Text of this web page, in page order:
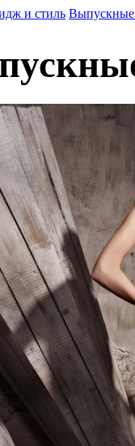
и стиль Выпускные